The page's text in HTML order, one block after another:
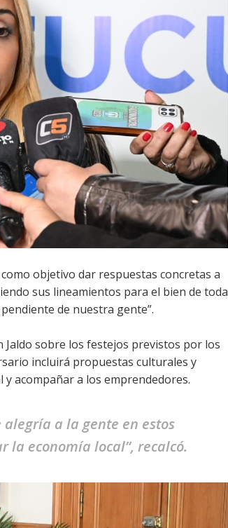
objetivo dar respuestas concretas a
sus lineamientos para el bien de toda
de nuestra gente”.
sobre los festejos previstos por los
incluirá propuestas culturales y
acompañar a los emprendedores.
a la gente en estos
economía local”, recalcó.